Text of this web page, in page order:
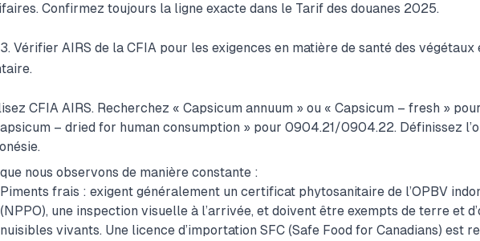
Confirmez toujours la ligne exacte dans le Tarif des douanes 2025.
Vérifier AIRS de la CFIA pour les exigences en matière de santé des
CFIA AIRS. Recherchez « Capsicum annuum » ou « Capsicum – fresh »
– dried for human consumption » pour 0904.21/0904.22. Définissez
nous observons de manière constante :
Piments frais : exigent généralement un certificat phytosanitaire de l’OPBV
(NPPO), une inspection visuelle à l’arrivée, et doivent être exempts de terre et
nuisibles vivants. Une licence d’importation SFC (Safe Food for Canadians) est